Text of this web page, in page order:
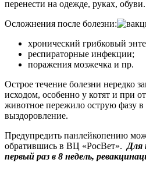
перенести на одежде, руках, обуви.
Осложнения после болезни:
хронический грибковый
респираторные инфекции;
поражения мозжечка и пр.
Острое течение болезни нередко
исходом, особенно у котят и при
животное пережило острую фазу в
выздоровление.
Предупредить панлейкопению
обратившись в ВЦ «РосВет». Для
первый раз в 8 недель,